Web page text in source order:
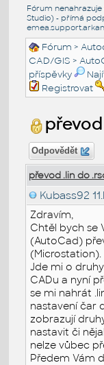
Fórum
Studio) - přímá
Fórum >
CAD/GIS >
příspěvky
Registrovat
Odpovědět
převod .lin do
Kubass92
Zdravím,
Chtěl bych se
(AutoCad)
(Microstation).
Jde mi o
CADu a nyní
se mi nahrát
nastavení čar
zobrazují
nastavit či
nelze vůbec
Předem Vám